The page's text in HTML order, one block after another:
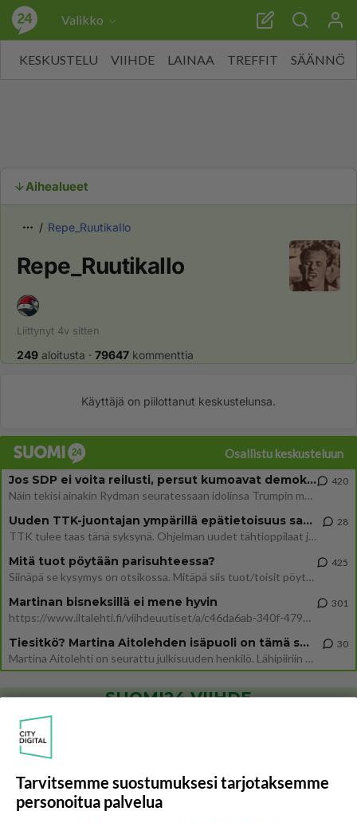
Valikko
KESKUSTELU VIIHDE LAINAA TREFFIT SÄÄNNÖT
Aihealueet
Repe_RuutikaIlo
Repe_RuutikaIlo
Liittynyt 4v sitten
249 aloitusta · 79647 kommenttia
Käyttäjä on piilottanut keskustelunsa.
Osallistu keskusteluun
Jos SDP ei voita reilusti, persut kumoavat demokratian Suomesta
Näin tekisi ainakin Rydman seuratessaan idolinsa Trumpin mallia https://www.is.fi/politiikka/art-2000012187244.html
420
Uuden TTK-juontajan ympärillä epätietoisuus sakenee - Nyt MTV hämmentää soppaa
TTK tulee taas tänä syksynä. Ohjelman uudet tähtioppilaat julkistetaan torstaina 6. elokuuta klo 14 alkavassa lehdistö
28
Mitä tuot pöytään parisuhteessa?
Siinäpä se kysymys on otsikossa. Mitäpä siis tuot/toisit pöytään parisuhteessa? Oletko mies vai nainen? Koetko sen mitä
425
Martinan bisneksillä ei mene hyvin
https://www.iltalehti.fi/viihdeuutiset/a/c46da6ab-340f-4790-aaa7-0865eed2336 Yrityksen konkurssihakemus on tullut kärä
301
Tiesitkö? Martina Aitolehden isäpuoli on tämä suosittu laulaja
Martina Aitolehti on seurattu julkisuuden henkilö. Lähipiiriin mahtuu muitakin tunnettuja henkilöitä. Tiesitkö, että Ma
30
SUOMI24 VIIHDE
Muistatko? Kädestä suuhun elävä Satu sai jättimäisen rahasalkun
Henry-miljonääriltä
Kun yksi kauhallinen ei riitä... Tämä helppo arkiruoka ei jää syömättä!
Tänä iltana tv:ssä - Vuoden 1992 katsotuin kotimainen elokuva
Tarvitsemme suostumuksesi tarjotaksemme
personoitua palvelua